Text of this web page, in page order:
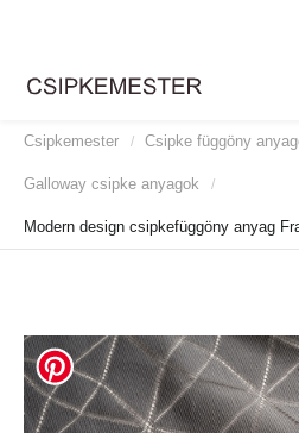
Csipkemester / Csipke függöny
Galloway csipke anyagok /
Modern design csipkefüggöny anyag